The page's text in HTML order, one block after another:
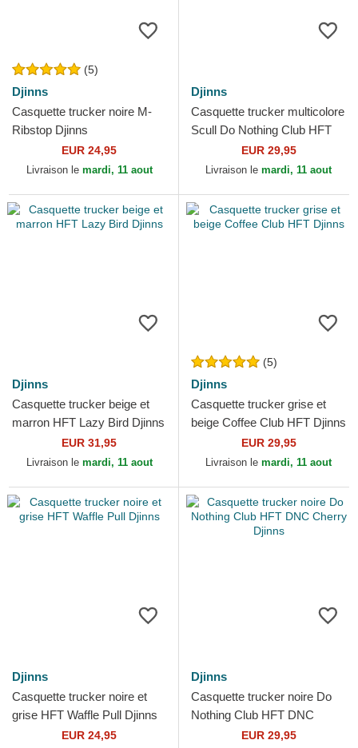
(5)
Djinns
Casquette trucker noire M-
Ribstop Djinns
EUR 24,95
Livraison le mardi, 11 aout
Djinns
Casquette trucker multicolore
Scull Do Nothing Club HFT
EUR 29,95
Livraison le mardi, 11 aout
Djinns
Casquette trucker beige et
marron HFT Lazy Bird Djinns
EUR 31,95
Livraison le mardi, 11 aout
(5)
Djinns
Casquette trucker grise et
beige Coffee Club HFT Djinns
EUR 29,95
Livraison le mardi, 11 aout
Djinns
Casquette trucker noire et
grise HFT Waffle Pull Djinns
EUR 24,95
Djinns
Casquette trucker noire Do
Nothing Club HFT DNC
Cherry DjinnsEUR 29,95